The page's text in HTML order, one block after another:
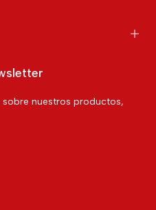
nuestros productos,